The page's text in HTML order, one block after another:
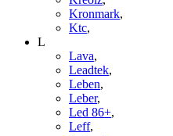
Kronmark,
Ktc,
L
Lava,
Leadtek,
Leben,
Leber,
Led 86+,
Leff,